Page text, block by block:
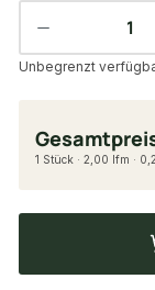
Unbegrenzt
1 Stück · 2,00 lfm ·